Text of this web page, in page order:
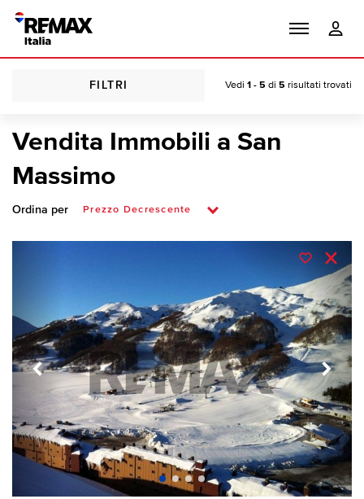
FILTRI Vedi 1 - 5 di 5 risultati trovati
Vendita Immobili a San
Massimo
Ordina per